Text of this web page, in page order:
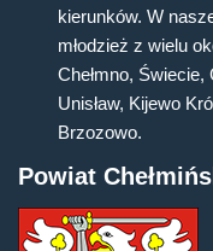
kierunków. W
młodzież z wielu
Chełmno, Świecie,
Unisław, Kijewo
Brzozowo.
Powiat